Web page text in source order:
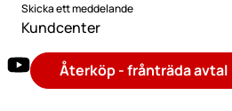
Skicka ett meddelande
Kundcenter
Återköp - frånträda avtal